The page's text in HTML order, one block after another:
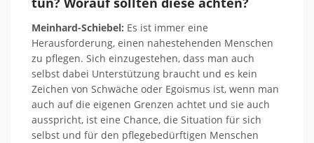
Meinhard-Schiebel: Es ist immer eine
Herausforderung, einen nahestehenden Menschen
zu pflegen. Sich einzugestehen, dass man auch
selbst dabei Unterstützung braucht und es kein
Zeichen von Schwäche oder Egoismus ist, wenn man
auch auf die eigenen Grenzen achtet und sie auch
ausspricht, ist eine Chance, die Situation für sich
selbst und für den pflegebedürftigen Menschen